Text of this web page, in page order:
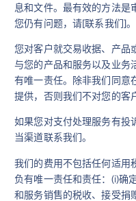
息和文件。最有效的方法是
您仍有问题，请[联系我们]。
您对客户就交易收据、产品
与您的产品和服务以及业务
有唯一责任。除非我们同意
提供，否则我们不对您的客
如果您对支付处理服务有投
当渠道联系我们。
我们的费用不包括任何适用
负有唯一责任和责任：(i)确
和服务销售的税收、接受捐